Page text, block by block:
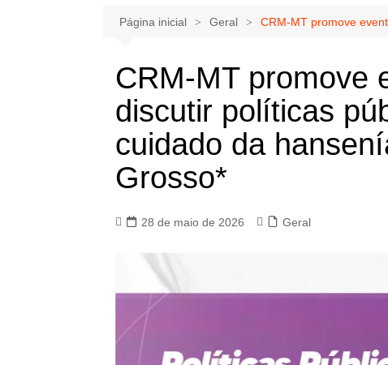
Página inicial Geral CRM-MT promove
CRM-MT promove
discutir políticas
cuidado da
Grosso*
28 de maio de 2026 Geral